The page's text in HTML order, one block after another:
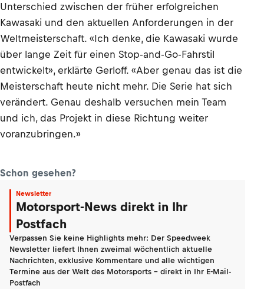
Unterschied zwischen der früher erfolgreichen
Kawasaki und den aktuellen Anforderungen in der
Weltmeisterschaft. «Ich denke, die Kawasaki wurde
über lange Zeit für einen Stop-and-Go-Fahrstil
entwickelt», erklärte Gerloff. «Aber genau das ist die
Meisterschaft heute nicht mehr. Die Serie hat sich
verändert. Genau deshalb versuchen mein Team
und ich, das Projekt in diese Richtung weiter
voranzubringen.»
Schon gesehen?
Newsletter
Motorsport-News direkt in Ihr
Postfach
Verpassen Sie keine Highlights mehr: Der Speedweek
Newsletter liefert Ihnen zweimal wöchentlich aktuelle
Nachrichten, exklusive Kommentare und alle wichtigen
Termine aus der Welt des Motorsports - direkt in Ihr E-Mail-
Postfach